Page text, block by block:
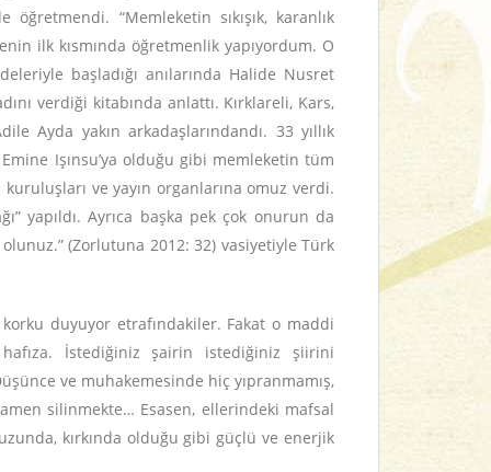
“Memleketin sıkışık, karanlık
ilk kısmında öğretmenlik yapıyordum. O
başladığı anılarında Halide Nusret
verdiği kitabında anlattı. Kırklareli, Kars,
Ayda yakın arkadaşlarındandı. 33 yıllık
Işınsu’ya olduğu gibi memleketin tüm
ve yayın organlarına omuz verdi.
yapıldı. Ayrıca başka pek çok onurun da
(Zorlutuna 2012: 32) vasiyetiyle Türk
duyuyor etrafındakiler. Fakat o maddi
İstediğiniz şairin istediğiniz şiirini
ve muhakemesinde hiç yıpranmamış,
silinmekte… Esasen, ellerindeki mafsal
kırkında olduğu gibi güçlü ve enerjik